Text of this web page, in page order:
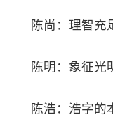
陈尚：理智充
陈明：象征光
陈浩：浩字的